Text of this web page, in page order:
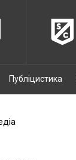
Публіцистика